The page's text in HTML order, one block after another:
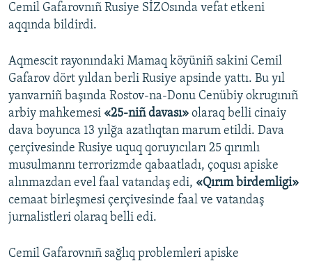
Cemil Gafarovnıñ Rusiye SİZOsında vefat etkeni
aqqında bildirdi.
Aqmescit rayonındaki Mamaq köyüniñ sakini Cemil
Gafarov dört yıldan berli Rusiye apsinde yattı. Bu yıl
yanvarniñ başında Rostov-na-Donu Cenübiy okrugınıñ
arbiy mahkemesi «25-niñ davası» olaraq belli cinaiy
dava boyunca 13 yılğa azatlıqtan marum etildi. Dava
çerçivesinde Rusiye uquq qoruyıcıları 25 qırımlı
musulmannı terrorizmde qabaatladı, çoqusı apiske
alınmazdan evel faal vatandaş edi, «Qırım birdemligi»
cemaat birleşmesi çerçivesinde faal ve vatandaş
jurnalistleri olaraq belli edi.
Cemil Gafarovnıñ sağlıq problemleri apiske